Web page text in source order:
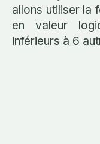
allons utiliser la
en valeur
inférieurs à 6